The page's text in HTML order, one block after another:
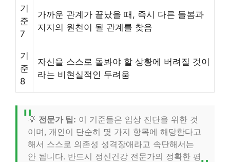
기
준
7
가까운 관계가 끝났을 때, 즉시 다른 돌봄과
지지의 원천이 될 관계를 찾음
기
준
8
자신을 스스로 돌봐야 할 상황에 버려질 것이
라는 비현실적인 두려움
💡 전문가 팁: 이 기준들은 임상 진단을 위한 것
이며, 개인이 단순히 몇 가지 항목에 해당한다고
해서 스스로 의존성 성격장애라고 속단해서는
안 됩니다. 반드시 정신건강 전문가의 정확한 평